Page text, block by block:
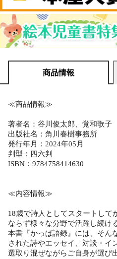
商品情報
≪商品情報≫
著者名：谷川俊太郎、覚和歌子
出版社名：角川春樹事務所
発行年月：2024年05月
判型：四六判
ISBN：9784758414630
≪内容情報≫
18歳で詩人としてスタートして
ならず様々な分野で活躍し続け
本書『かっぱ語録』には、そん
された詩やエッセイ、対談・イ
選取り混ぜながらご自身が選び